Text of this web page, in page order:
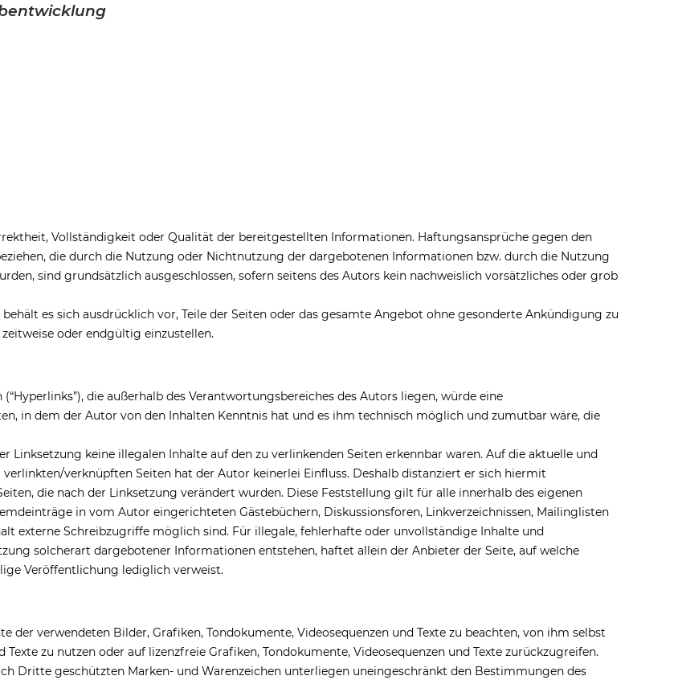
Vollständigkeit oder Qualität der bereitgestellten Informationen. Haftungsansprüche gegen den
die durch die Nutzung oder Nichtnutzung der dargebotenen Informationen bzw. durch die Nutzung
sind grundsätzlich ausgeschlossen, sofern seitens des Autors kein nachweislich vorsätzliches oder grob
es sich ausdrücklich vor, Teile der Seiten oder das gesamte Angebot ohne gesonderte Ankündigung zu
oder endgültig einzustellen.
die außerhalb des Verantwortungsbereiches des Autors liegen, würde eine
in dem der Autor von den Inhalten Kenntnis hat und es ihm technisch möglich und zumutbar wäre, die
keine illegalen Inhalte auf den zu verlinkenden Seiten erkennbar waren. Auf die aktuelle und
verknüpften Seiten hat der Autor keinerlei Einfluss. Deshalb distanziert er sich hiermit
die nach der Linksetzung verändert wurden. Diese Feststellung gilt für alle innerhalb des eigenen
in vom Autor eingerichteten Gästebüchern, Diskussionsforen, Linkverzeichnissen, Mailinglisten
externe Schreibzugriffe möglich sind. Für illegale, fehlerhafte oder unvollständige Inhalte und
solcherart dargebotener Informationen entstehen, haftet allein der Anbieter der Seite, auf welche
Veröffentlichung lediglich verweist.
verwendeten Bilder, Grafiken, Tondokumente, Videosequenzen und Texte zu beachten, von ihm selbst
zu nutzen oder auf lizenzfreie Grafiken, Tondokumente, Videosequenzen und Texte zurückzugreifen.
Dritte geschützten Marken- und Warenzeichen unterliegen uneingeschränkt den Bestimmungen des